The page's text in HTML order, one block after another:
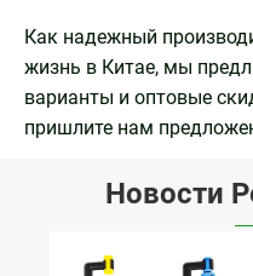
Как надежный
жизнь в Китае, мы
варианты и оптовые
пришлите нам
Новости